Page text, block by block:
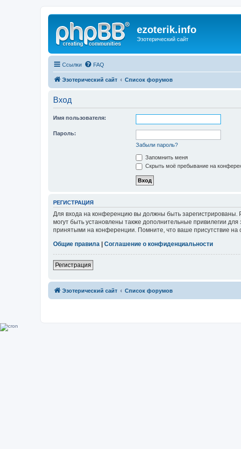
ezoterik.info
Эзотерический сайт
Ссылки FAQ
Эзотерический сайт Список форумов
Вход
Имя пользователя:
Пароль:
Забыли пароль?
Запомнить меня
Скрыть моё пребывание на
РЕГИСТРАЦИЯ
Для входа на конференцию вы должны быть зарегистрированы.
могут быть установлены также дополнительные привилегии
принятыми на конференции. Помните, что ваше присутствие на
Общие правила
Соглашение о конфиденциальности
Регистрация
Эзотерический сайт Список форумов